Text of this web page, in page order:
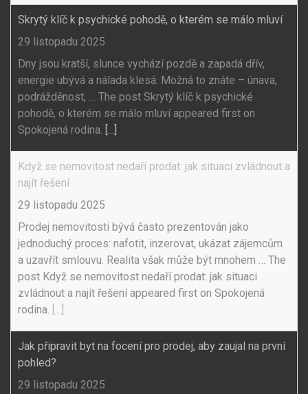
Skrytý klíč k psychické pohodě, o kterém se málo mluví
29 listopadu 2025
Dny jsou kratší, slunce vychází pozdě a zapadá dřív,
energie ubývá a nálada klesá. Možná to znáte – únava,
podrážděnost, … The post Skrytý klíč k psychické
pohodě, o kterém se málo mluví appeared first on
Spokojená rodina. [...]
Když se nemovitost nedaří prodat: jak situaci zvládnout a
najít řešení
29 listopadu 2025
Prodej nemovitosti bývá často prezentován jako
jednoduchý proces: nafotit, inzerovat, ukázat zájemcům
a uzavřít smlouvu. Realita však může být mnohem … The
post Když se nemovitost nedaří prodat: jak situaci
zvládnout a najít řešení appeared first on Spokojená
rodina. [...]
Jak připravit byt na focení pro prodej, aby zaujal na první
pohled?
29 listopadu 2025